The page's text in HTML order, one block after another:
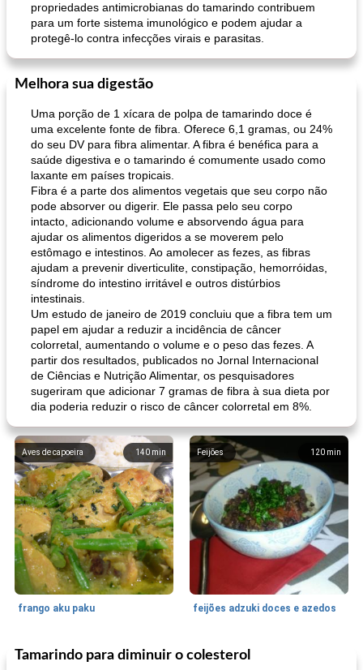
propriedades antimicrobianas do tamarindo contribuem
para um forte sistema imunológico e podem ajudar a
protegê-lo contra infecções virais e parasitas.
Melhora sua digestão
Uma porção de 1 xícara de polpa de tamarindo doce é
uma excelente fonte de fibra. Oferece 6,1 gramas, ou 24%
do seu DV para fibra alimentar. A fibra é benéfica para a
saúde digestiva e o tamarindo é comumente usado como
laxante em países tropicais.
Fibra é a parte dos alimentos vegetais que seu corpo não
pode absorver ou digerir. Ele passa pelo seu corpo
intacto, adicionando volume e absorvendo água para
ajudar os alimentos digeridos a se moverem pelo
estômago e intestinos. Ao amolecer as fezes, as fibras
ajudam a prevenir diverticulite, constipação, hemorróidas,
síndrome do intestino irritável e outros distúrbios
intestinais.
Um estudo de janeiro de 2019 concluiu que a fibra tem um
papel em ajudar a reduzir a incidência de câncer
colorretal, aumentando o volume e o peso das fezes. A
partir dos resultados, publicados no Jornal Internacional
de Ciências e Nutrição Alimentar, os pesquisadores
sugeriram que adicionar 7 gramas de fibra à sua dieta por
dia poderia reduzir o risco de câncer colorretal em 8%.
140 min
Aves de capoeira
frango aku paku
120 min
Feijões
feijões adzuki doces e azedos
30min
Bolos Sudoeste da Ásia (Oriente Médio)
Tamarindo para diminuir o colesterol